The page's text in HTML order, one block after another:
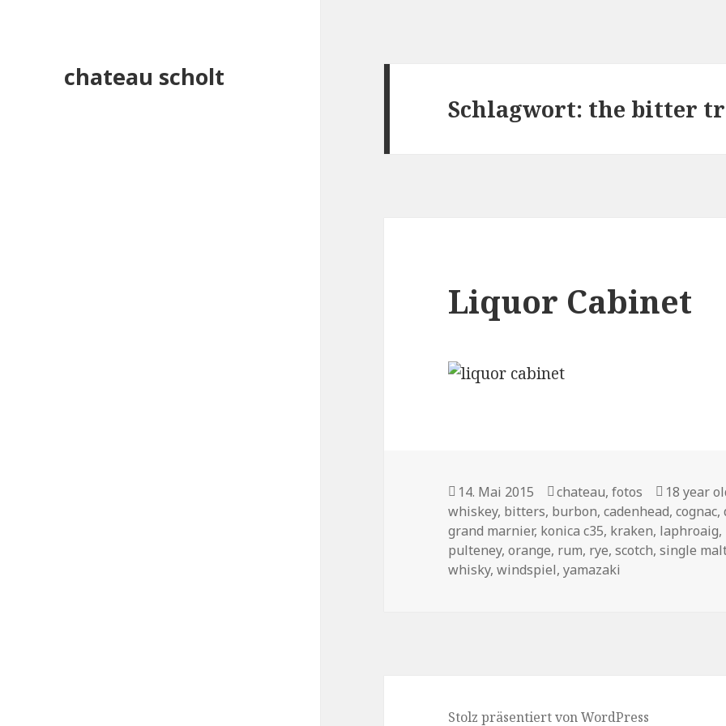
chateau scholt
Schlagwort: the bitter
Liquor Cabinet
Veröffentlicht
am
14. Mai 2015 Kategorien
chateau,fotos Tags
18 year
whiskey, bitters, burbon,cadenhead,cognac,
grand marnier, konica c35, kraken, laphroaig,
pulteney,orange, rum, rye,scotch,single
whisky,windspiel,yamazaki
Stolz präsentiert von WordPress